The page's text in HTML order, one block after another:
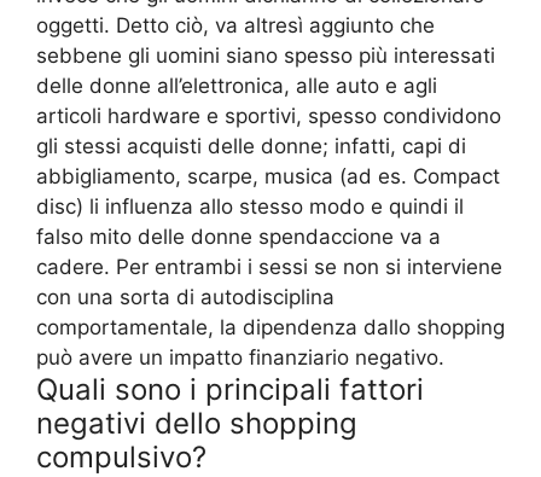
oggetti. Detto ciò, va altresì aggiunto che
sebbene gli uomini siano spesso più interessati
delle donne all’elettronica, alle auto e agli
articoli hardware e sportivi, spesso condividono
gli stessi acquisti delle donne; infatti, capi di
abbigliamento, scarpe, musica (ad es. Compact
disc) li influenza allo stesso modo e quindi il
falso mito delle donne spendaccione va a
cadere. Per entrambi i sessi se non si interviene
con una sorta di autodisciplina
comportamentale, la dipendenza dallo shopping
può avere un impatto finanziario negativo.
Quali sono i principali fattori
negativi dello shopping
compulsivo?